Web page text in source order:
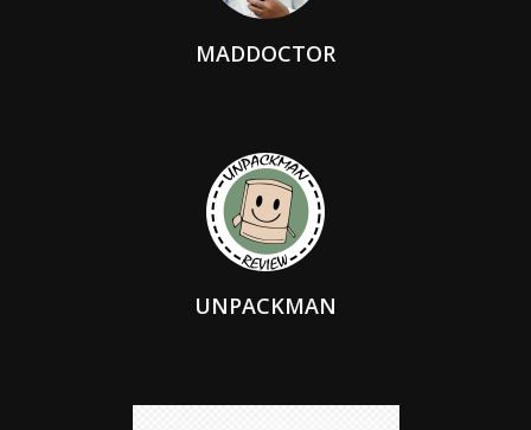
MADDOCTOR
UNPACKMAN